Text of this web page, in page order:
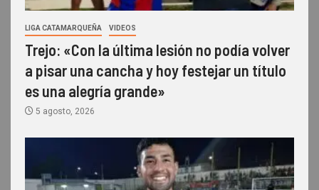
LIGA CATAMARQUEÑA VIDEOS
Trejo: «Con la última lesión no podía volver
a pisar una cancha y hoy festejar un título
es una alegría grande»
5 agosto, 2026